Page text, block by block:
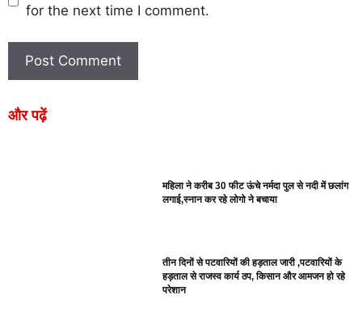
for the next time I comment.
और पढ़ें
महिला ने करीब 30 फीट ऊंचे नर्मदा पुल से नदी में छलांग
लगाई,स्नान कर रहे लोगो ने बचाया
तीन दिनों से पटवारियों की हड़ताल जारी ,पटवारियों के
हड़ताल से राजस्व कार्य ठप, किसान और आमजन हो रहे
परेशान